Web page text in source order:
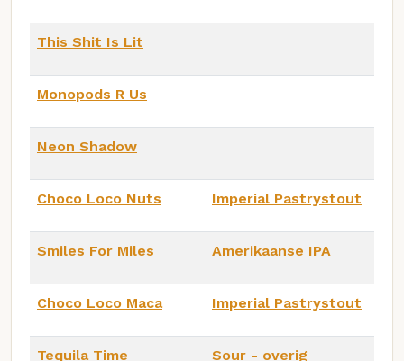
This Shit Is Lit
Monopods R Us
Neon Shadow
Choco Loco Nuts Imperial Pastrystout
Smiles For Miles Amerikaanse IPA
Choco Loco Maca Imperial Pastrystout
Tequila Time Sour - overig